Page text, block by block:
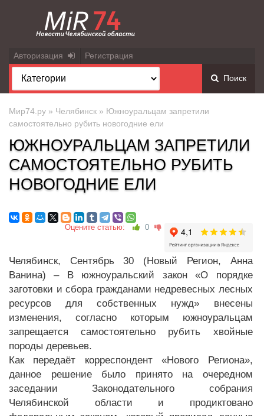
Авторизация Регистрация
Поиск
Мир74.ру » Челябинск » Южноуральцам запретили
самостоятельно рубить новогодние ели
ЮЖНОУРАЛЬЦАМ ЗАПРЕТИЛИ
САМОСТОЯТЕЛЬНО РУБИТЬ
НОВОГОДНИЕ ЕЛИ
Оцените статью: 0
Челябинск, Сентябрь 30 (Новый Регион, Анна
Ванина) – В южноуральский закон «О порядке
заготовки и сбора гражданами недревесных лесных
ресурсов для собственных нужд» внесены
изменения, согласно которым южноуральцам
запрещается самостоятельно рубить хвойные
породы деревьев.
Как передаёт корреспондент «Нового Региона»,
данное решение было принято на очередном
заседании Законодательного собрания
Челябинской области и продиктовано